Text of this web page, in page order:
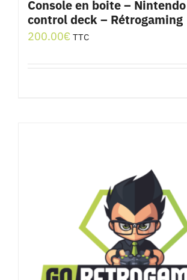
Console en boite – Nintendo
control deck – Rétrogaming
200.00€ TTC